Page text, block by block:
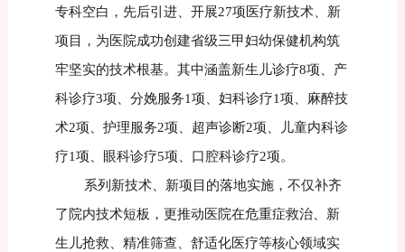
专科空白，先后引进、开展27项医疗新技术、新
项目，为医院成功创建省级三甲妇幼保健机构筑
牢坚实的技术根基。其中涵盖新生儿诊疗8项、产
科诊疗3项、分娩服务1项、妇科诊疗1项、麻醉技
术2项、护理服务2项、超声诊断2项、儿童内科诊
疗1项、眼科诊疗5项、口腔科诊疗2项。
系列新技术、新项目的落地实施，不仅补齐
了院内技术短板，更推动医院在危重症救治、新
生儿抢救、精准筛查、舒适化医疗等核心领域实